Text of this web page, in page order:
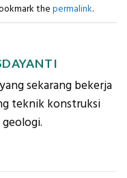
the permalink.
sekarang bekerja
teknik konstruksi